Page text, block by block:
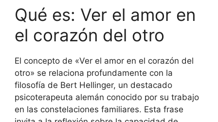
Qué es: Ver el amor en
el corazón del otro
El concepto de «Ver el amor en el corazón del
otro» se relaciona profundamente con la
filosofía de Bert Hellinger, un destacado
psicoterapeuta alemán conocido por su trabajo
en las constelaciones familiares. Esta frase